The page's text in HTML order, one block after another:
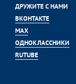
ДРУЖИТЕ С НАМИ
ВКОНТАКТЕ
MAX
ОДНОКЛАССНИКИ
RUTUBE